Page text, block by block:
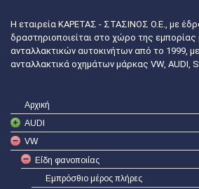
Η εταιρεία ΚΑΡΕΤΑΣ - ΣΤΑΣΙΝΟΣ Ο.Ε., με
δραστηριοποιείται στο χώρο της εμπορίας
ανταλλακτικών αυτοκινήτων από το 1999,
ανταλλακτικά οχημάτων μάρκας VW, AUDI,
Αρχική
AUDI
VW
Είδη φανοποιίας
Εμπρόσθιο μέρος πλήρες